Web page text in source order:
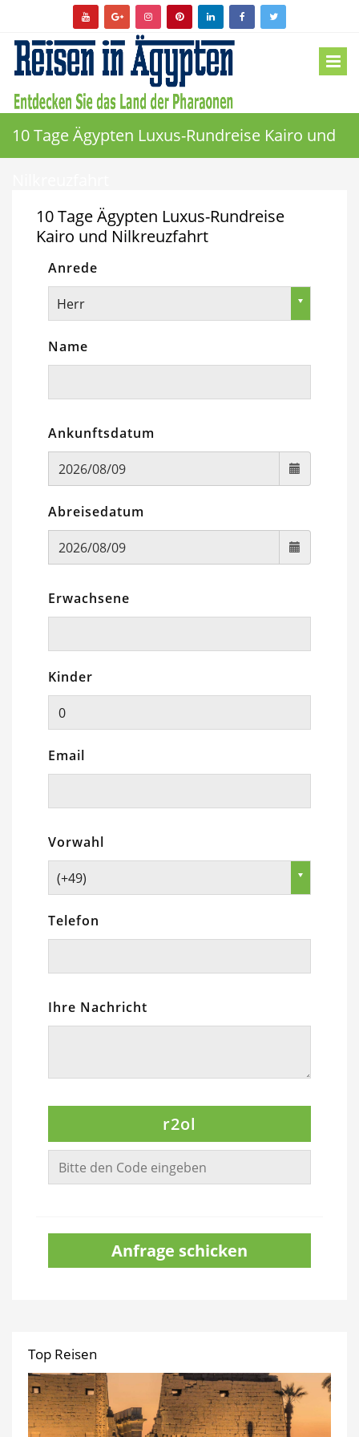
10 Tage Ägypten Luxus-Rundreise Kairo und
10 Tage Ägypten Luxus-Rundreise
Kairo und Nilkreuzfahrt
Anrede
Herr
Name
Ankunftsdatum
Abreisedatum
Erwachsene
Kinder
Email
Vorwahl
(+49)
Telefon
Ihre Nachricht
r2ol
Anfrage schicken
Top Reisen